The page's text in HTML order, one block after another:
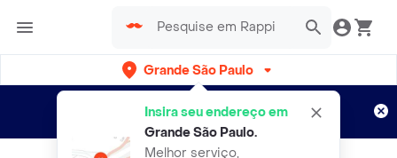
Grande São Paulo
Insira seu endereço em
Grande São Paulo.
Melhor serviço,
Entregas grátis por 15 dias!
Aplicam T&C